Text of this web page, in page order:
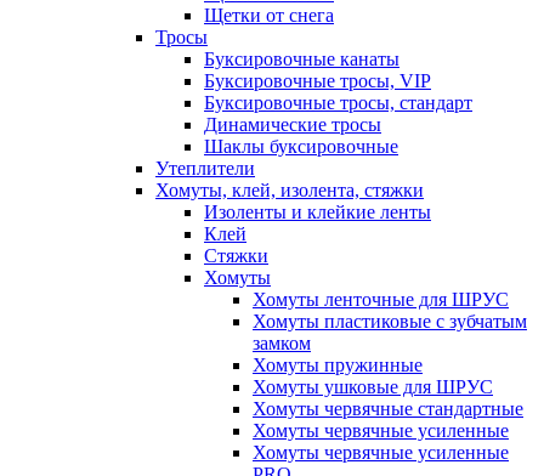
Щетки от снега
Тросы
Буксировочные канаты
Буксировочные тросы, VIP
Буксировочные тросы, стандарт
Динамические тросы
Шаклы буксировочные
Утеплители
Хомуты, клей, изолента, стяжки
Изоленты и клейкие ленты
Клей
Стяжки
Хомуты
Хомуты ленточные для ШРУС
Хомуты пластиковые с зубчатым
замком
Хомуты пружинные
Хомуты ушковые для ШРУС
Хомуты червячные стандартные
Хомуты червячные усиленные
Хомуты червячные усиленные